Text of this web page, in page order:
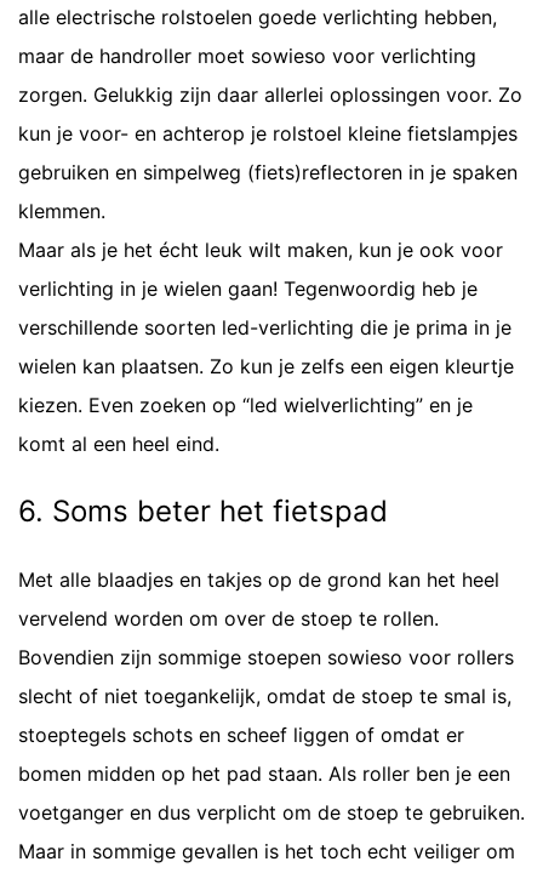
alle electrische rolstoelen goede verlichting hebben,
maar de handroller moet sowieso voor verlichting
zorgen. Gelukkig zijn daar allerlei oplossingen voor. Zo
kun je voor- en achterop je rolstoel kleine fietslampjes
gebruiken en simpelweg (fiets)reflectoren in je spaken
klemmen.
Maar als je het écht leuk wilt maken, kun je ook voor
verlichting in je wielen gaan! Tegenwoordig heb je
verschillende soorten led-verlichting die je prima in je
wielen kan plaatsen. Zo kun je zelfs een eigen kleurtje
kiezen. Even zoeken op “led wielverlichting” en je
komt al een heel eind.
6. Soms beter het fietspad
Met alle blaadjes en takjes op de grond kan het heel
vervelend worden om over de stoep te rollen.
Bovendien zijn sommige stoepen sowieso voor rollers
slecht of niet toegankelijk, omdat de stoep te smal is,
stoeptegels schots en scheef liggen of omdat er
bomen midden op het pad staan. Als roller ben je een
voetganger en dus verplicht om de stoep te gebruiken.
Maar in sommige gevallen is het toch echt veiliger om